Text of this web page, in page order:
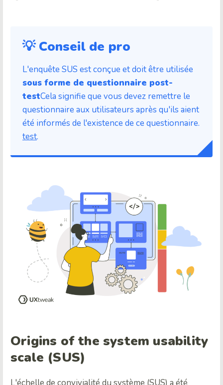
💡 Conseil de pro
L'enquête SUS est conçue et doit être utilisée
sous forme de questionnaire post-
testCela signifie que vous devez remettre le
questionnaire aux utilisateurs après qu'ils aient
été informés de l'existence de ce questionnaire.
test.
Origins of the system usability
scale (SUS)
L'échelle de convivialité du système (SUS) a été